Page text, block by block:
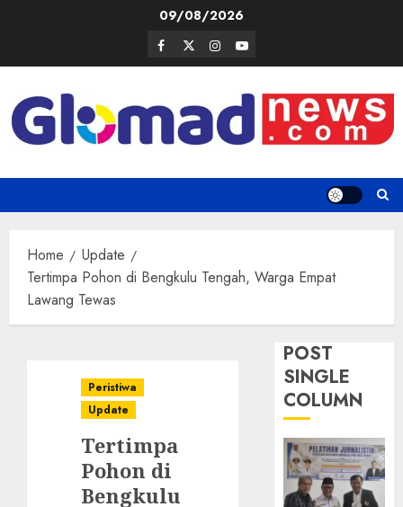
09/08/2026
Facebook
TwitterInstagram
Youtube
Home
Update
Tertimpa Pohon di Bengkulu Tengah, Warga Empat
Lawang Tewas
Peristiwa
Update
Tertimpa
Pohon di
Bengkulu
POST
SINGLE
COLUMN